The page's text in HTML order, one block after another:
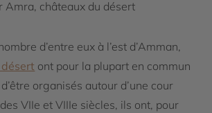
Amra, châteaux du désert
d’entre eux à l’est d’Amman,
ont pour la plupart en commun
organisés autour d’une cour
VIIe et VIIIe siècles, ils ont, pour